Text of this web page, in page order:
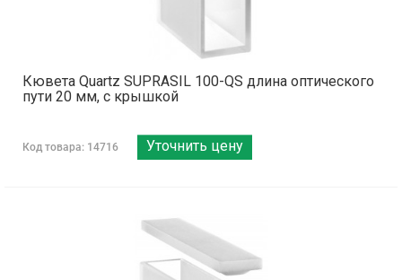
Кювета Quartz SUPRASIL 100-QS длина оптического
пути 20 мм, с крышкой
Код товара: 14716 Уточнить цену